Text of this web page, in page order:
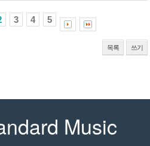
3 4 5
목록 쓰기
Music